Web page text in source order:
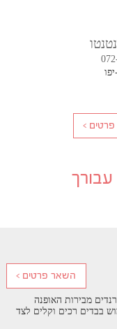
מבירות האופנה
בבדים רכים וקלים לצד